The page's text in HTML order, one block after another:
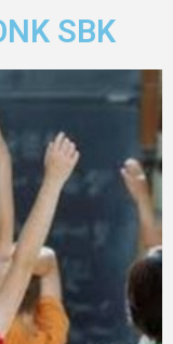
SBK